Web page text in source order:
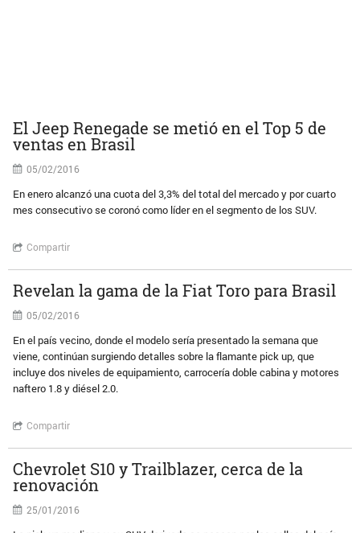
El Jeep Renegade se metió en el Top 5 de
ventas en Brasil
05/02/2016
En enero alcanzó una cuota del 3,3% del total del mercado y por cuarto
mes consecutivo se coronó como líder en el segmento de los SUV.
Compartir
Revelan la gama de la Fiat Toro para Brasil
05/02/2016
En el país vecino, donde el modelo sería presentado la semana que
viene, continúan surgiendo detalles sobre la flamante pick up, que
incluye dos niveles de equipamiento, carrocería doble cabina y motores
naftero 1.8 y diésel 2.0.
Compartir
Chevrolet S10 y Trailblazer, cerca de la
renovación
25/01/2016